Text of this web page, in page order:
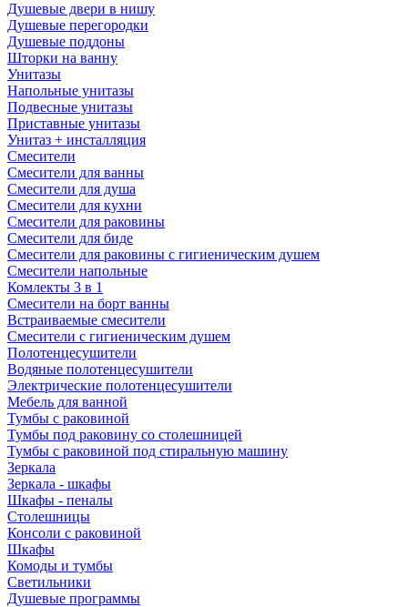
Душевые двери в нишу
Душевые перегородки
Душевые поддоны
Шторки на ванну
Унитазы
Напольные унитазы
Подвесные унитазы
Приставные унитазы
Унитаз + инсталляция
Смесители
Смесители для ванны
Смесители для душа
Смесители для кухни
Смесители для раковины
Смесители для биде
Смесители для раковины с гигиеническим душем
Смесители напольные
Комлекты 3 в 1
Смесители на борт ванны
Встраиваемые смесители
Смесители с гигиеническим душем
Полотенцесушители
Водяные полотенцесушители
Электрические полотенцесушители
Мебель для ванной
Тумбы с раковиной
Тумбы под раковину со столешницей
Тумбы с раковиной под стиральную машину
Зеркала
Зеркала - шкафы
Шкафы - пеналы
Столешницы
Консоли с раковиной
Шкафы
Комоды и тумбы
Светильники
Душевые программы